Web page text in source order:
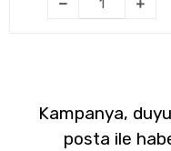
Kampanya,
posta ile